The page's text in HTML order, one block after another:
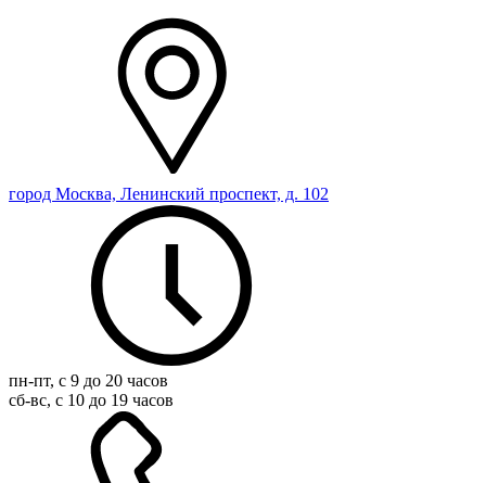
город Москва, Ленинский проспект, д. 102
пн-пт, с 9 до 20 часов
сб-вс, с 10 до 19 часов